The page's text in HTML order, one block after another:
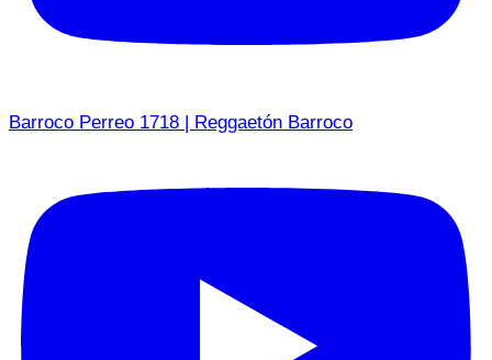
Barroco Perreo 1718 | Reggaetón Barroco